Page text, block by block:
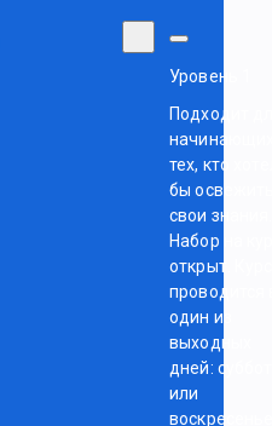
Уровень 1
Подходит
тех, кто
бы
свои знания.
Набор на
открыт. Курс
проводится
один из
выходных
дней:
или